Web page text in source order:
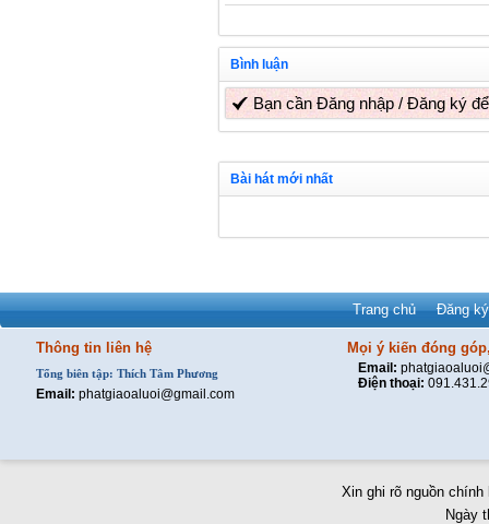
Bình luận
Bạn cần Đăng nhập/Đăng ký
Bài hát mới nhất
Trang chủ Đăng
Thông tin liên hệ
Tổng biên tập: Thích Tâm Phương
Email: phatgiaoaluoi@gmail.com
Mọi ý kiến đóng
Email:
Điện thoại:
Xin ghi rõ nguồn
Ngày